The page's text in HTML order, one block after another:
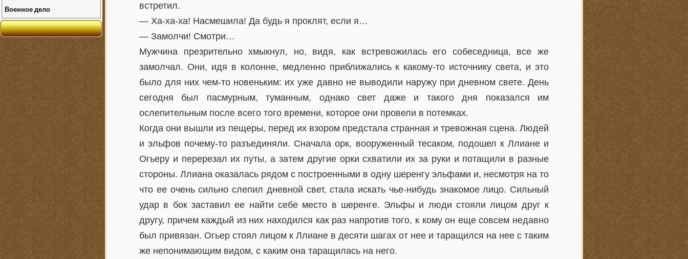
встретил.
— Ха-ха-ха! Насмешила! Да будь я проклят, если я…
— Замолчи! Смотри…
Мужчина презрительно хмыкнул, но, видя, как встревожилась его собеседница, все же
замолчал. Они, идя в колонне, медленно приближались к какому-то источнику света, и это
было для них чем-то новеньким: их уже давно не выводили наружу при дневном свете. День
сегодня был пасмурным, туманным, однако свет даже и такого дня показался им
ослепительным после всего того времени, которое они провели в потемках.
Когда они вышли из пещеры, перед их взором предстала странная и тревожная сцена. Людей
и эльфов почему-то разъединяли. Сначала орк, вооруженный тесаком, подошел к Ллиане и
Огьеру и перерезал их путы, а затем другие орки схватили их за руки и потащили в разные
стороны. Ллиана оказалась рядом с построенными в одну шеренгу эльфами и, несмотря на то
что ее очень сильно слепил дневной свет, стала искать чье-нибудь знакомое лицо. Сильный
удар в бок заставил ее найти себе место в шеренге. Эльфы и люди стояли лицом друг к
другу, причем каждый из них находился как раз напротив того, к кому он еще совсем недавно
был привязан. Огьер стоял лицом к Ллиане в десяти шагах от нее и таращился на нее с таким
же непонимающим видом, с каким она таращилась на него.
Военное дело